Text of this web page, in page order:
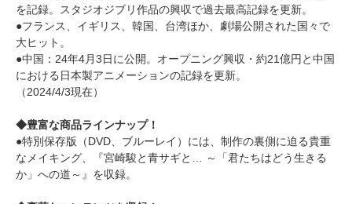
を記録。スタジオジブリ作品の興収で過去最高記録を更新。
●フランス、イギリス、韓国、台湾ほか、劇場公開された国々で
大ヒット。
●中国：24年4月3日に公開。オープニング興収・約21億円と中国
における日本製アニメーションの記録を更新。
（2024/4/3現在）
◆豊富な商品ラインナップ！
●特別保存版（DVD、ブルーレイ）には、制作の裏側に迫る貴重
なメイキング、『宮崎駿と青サギと… ～「君たちはどう生きる
か」への道～』を収録。